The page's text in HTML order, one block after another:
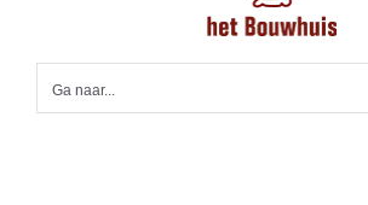
Ga naar...